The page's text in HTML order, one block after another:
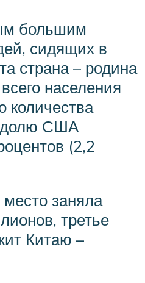
большим
сидящих в
страна – родина
населения
количества
долю США
(2,2
заняла
третье
Китаю –